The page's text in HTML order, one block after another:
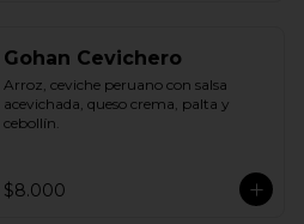
Gohan Cevichero
Arroz, ceviche peruano con salsa
acevichada, queso crema, palta y
cebollín.
$8.000